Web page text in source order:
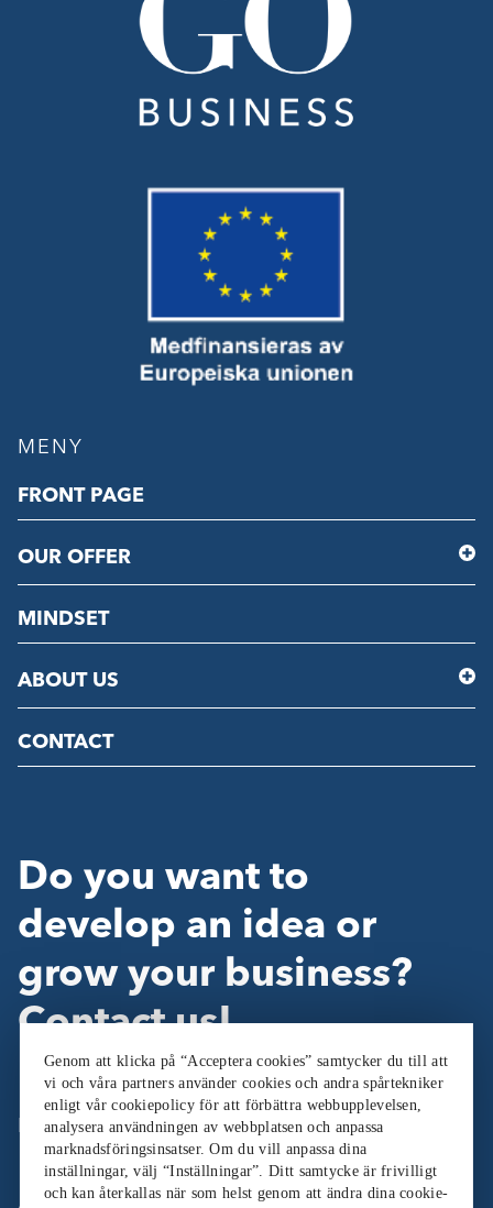
MENY
FRONT PAGE
OUR OFFER
MINDSET
ABOUT US
CONTACT
Do you want to
develop an idea or
grow your business?
Contact us!
Follow Us:
Genom att klicka på “Acceptera cookies” samtycker du till att
vi och våra partners använder cookies och andra spårtekniker
enligt vår cookiepolicy för att förbättra webbupplevelsen,
analysera användningen av webbplatsen och anpassa
marknadsföringsinsatser. Om du vill anpassa dina
inställningar, välj “Inställningar”. Ditt samtycke är frivilligt
och kan återkallas när som helst genom att ändra dina cookie-